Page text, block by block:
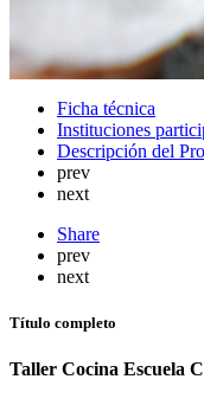
Ficha técnica
Instituciones
Descripción del
prev
next
Share
prev
next
Título completo
Taller Cocina Escuela